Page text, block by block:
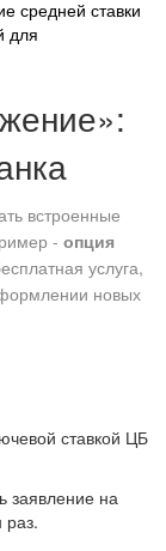
средней ставки
для
встроенные
- опция
услуга,
новых
ставкой ЦБ
заявление на
раз.